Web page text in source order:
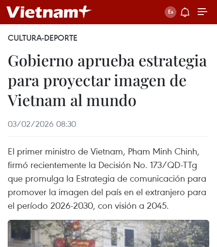
CULTURA-DEPORTE
Gobierno aprueba estrategia
para proyectar imagen de
Vietnam al mundo
03/02/2026 08:30
El primer ministro de Vietnam, Pham Minh Chinh,
firmó recientemente la Decisión No. 173/QD-TTg
que promulga la Estrategia de comunicación para
promover la imagen del país en el extranjero para
el período 2026-2030, con visión a 2045.